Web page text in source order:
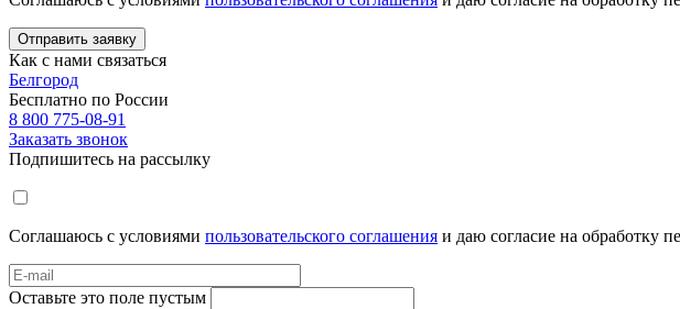
Отправить заявку
Как с нами связаться
Белгород
Бесплатно по России
8 800 775-08-91
Заказать звонок
Подпишитесь на рассылку
Соглашаюсь с условиями пользовательского соглашения и даю согласие на обработку
Оставьте это поле пустым